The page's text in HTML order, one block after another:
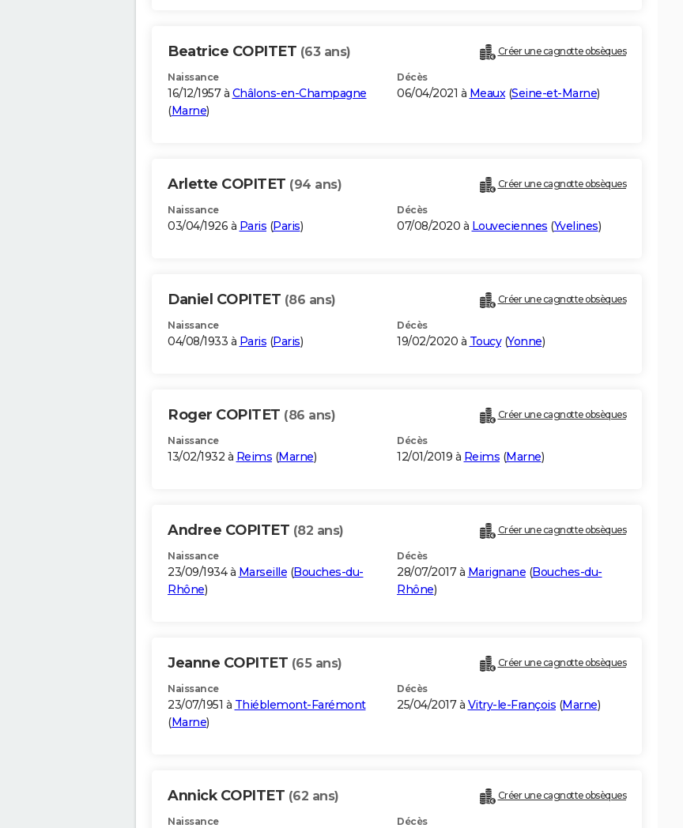
Beatrice COPITET (63 ans) Créer une cagnotte obsèques
Naissance
16/12/1957 à Châlons-en-Champagne
(Marne)
Décès
06/04/2021 à Meaux(Seine-et-Marne)
Arlette COPITET (94 ans) Créer une cagnotte obsèques
Naissance
03/04/1926 à Paris (Paris)
Décès
07/08/2020 à Louveciennes (Yvelines)
Daniel COPITET (86 ans) Créer une cagnotte obsèques
Naissance
04/08/1933 à Paris (Paris)
Décès
19/02/2020 à Toucy(Yonne)
Roger COPITET (86 ans) Créer une cagnotte obsèques
Naissance
13/02/1932 à Reims (Marne)
Décès
12/01/2019 à Reims (Marne)
Andree COPITET (82 ans) Créer une cagnotte obsèques
Naissance
23/09/1934 à Marseille (Bouches-du-
Rhône)
Décès
28/07/2017 à Marignane (Bouches-du-
Rhône)
Jeanne COPITET (65 ans) Créer une cagnotte obsèques
Naissance
23/07/1951 à Thiéblemont-Farémont
(Marne)
Décès
25/04/2017 à Vitry-le-François (Marne)
Annick COPITET (62 ans) Créer une cagnotte obsèques
Naissance Décès